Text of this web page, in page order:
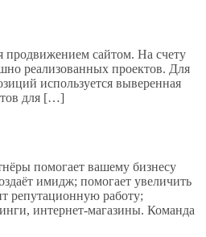
продвижением сайтом. На счету
реализованных проектов. Для
используется выверенная
для […]
помогает вашему бизнесу
имидж; помогает увеличить
репутационную работу;
интернет-магазины. Команда